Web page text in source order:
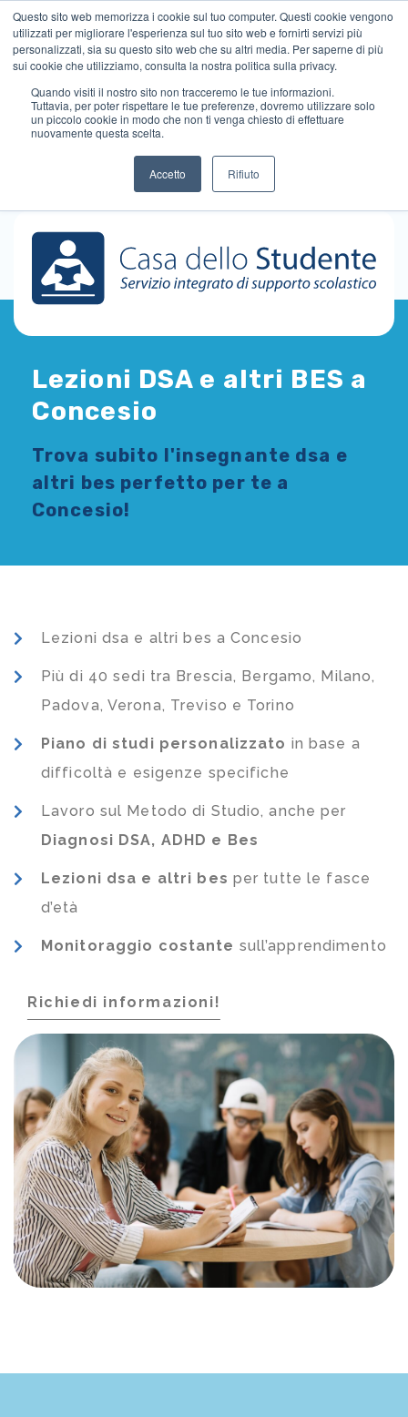
Questo sito web memorizza i cookie sul tuo computer. Questi cookie vengono
utilizzati per migliorare l'esperienza sul tuo sito web e fornirti servizi più
personalizzati, sia su questo sito web che su altri media. Per saperne di più
sui cookie che utilizziamo, consulta la nostra politica sulla privacy.
Quando visiti il ​​nostro sito non tracceremo le tue informazioni.
Tuttavia, per poter rispettare le tue preferenze, dovremo utilizzare solo
un piccolo cookie in modo che non ti venga chiesto di effettuare
nuovamente questa scelta.
Accetto Rifiuto
Lezioni DSA e altri BES a
Concesio
Trova subito l'insegnante dsa e
altri bes perfetto per te a
Concesio!
Lezioni dsa e altri bes a Concesio
Più di 40 sedi tra Brescia, Bergamo, Milano,
Padova, Verona, Treviso e Torino
Piano di studi personalizzato in base a
difficoltà e esigenze specifiche
Lavoro sul Metodo di Studio, anche per
Diagnosi DSA, ADHD e Bes
Lezioni dsa e altri bes per tutte le fasce
d’età
Monitoraggio costante sull’apprendimento
Richiedi informazioni!